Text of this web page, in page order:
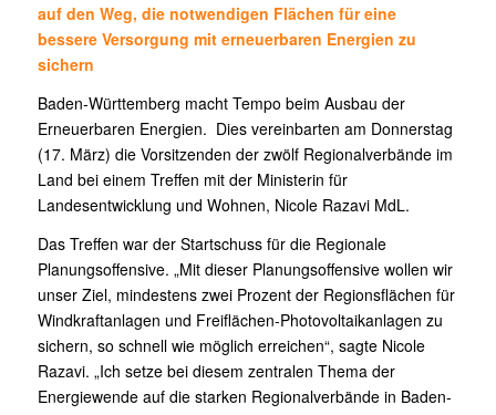
auf den Weg, die notwendigen Flächen für eine
bessere Versorgung mit erneuerbaren Energien zu
sichern
Baden-Württemberg macht Tempo beim Ausbau der
Erneuerbaren Energien. Dies vereinbarten am Donnerstag
(17. März) die Vorsitzenden der zwölf Regionalverbände im
Land bei einem Treffen mit der Ministerin für
Landesentwicklung und Wohnen, Nicole Razavi MdL.
Das Treffen war der Startschuss für die Regionale
Planungsoffensive. „Mit dieser Planungsoffensive wollen wir
unser Ziel, mindestens zwei Prozent der Regionsflächen für
Windkraftanlagen und Freiflächen-Photovoltaikanlagen zu
sichern, so schnell wie möglich erreichen“, sagte Nicole
Razavi. „Ich setze bei diesem zentralen Thema der
Energiewende auf die starken Regionalverbände in Baden-